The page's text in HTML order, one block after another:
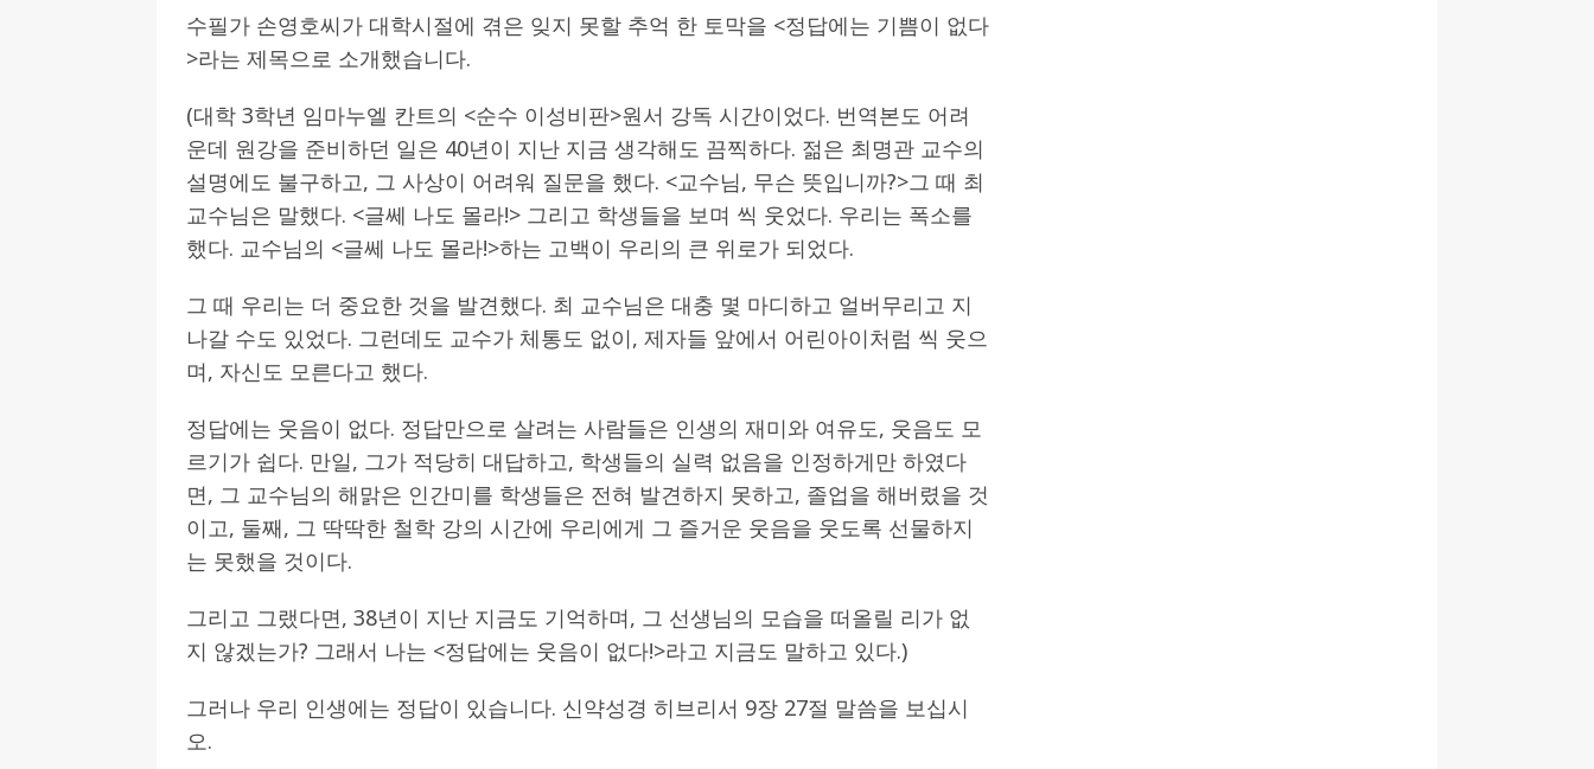
수필가 손영호씨가 대학시절에 겪은 잊지 못할 추억 한 토막을 <정답에는 기쁨이 없다
>라는 제목으로 소개했습니다.
(대학 3학년 임마누엘 칸트의 <순수 이성비판>원서 강독 시간이었다. 번역본도 어려
운데 원강을 준비하던 일은 40년이 지난 지금 생각해도 끔찍하다. 젊은 최명관 교수의
설명에도 불구하고, 그 사상이 어려워 질문을 했다. <교수님, 무슨 뜻입니까?>그 때 최
교수님은 말했다. <글쎄 나도 몰라!> 그리고 학생들을 보며 씩 웃었다. 우리는 폭소를
했다. 교수님의 <글쎄 나도 몰라!>하는 고백이 우리의 큰 위로가 되었다.
그 때 우리는 더 중요한 것을 발견했다. 최 교수님은 대충 몇 마디하고 얼버무리고 지
나갈 수도 있었다. 그런데도 교수가 체통도 없이, 제자들 앞에서 어린아이처럼 씩 웃으
며, 자신도 모른다고 했다.
정답에는 웃음이 없다. 정답만으로 살려는 사람들은 인생의 재미와 여유도, 웃음도 모
르기가 쉽다. 만일, 그가 적당히 대답하고, 학생들의 실력 없음을 인정하게만 하였다
면, 그 교수님의 해맑은 인간미를 학생들은 전혀 발견하지 못하고, 졸업을 해버렸을 것
이고, 둘째, 그 딱딱한 철학 강의 시간에 우리에게 그 즐거운 웃음을 웃도록 선물하지
는 못했을 것이다.
그리고 그랬다면, 38년이 지난 지금도 기억하며, 그 선생님의 모습을 떠올릴 리가 없
지 않겠는가? 그래서 나는 <정답에는 웃음이 없다!>라고 지금도 말하고 있다.)
그러나 우리 인생에는 정답이 있습니다. 신약성경 히브리서 9장 27절 말씀을 보십시
오.